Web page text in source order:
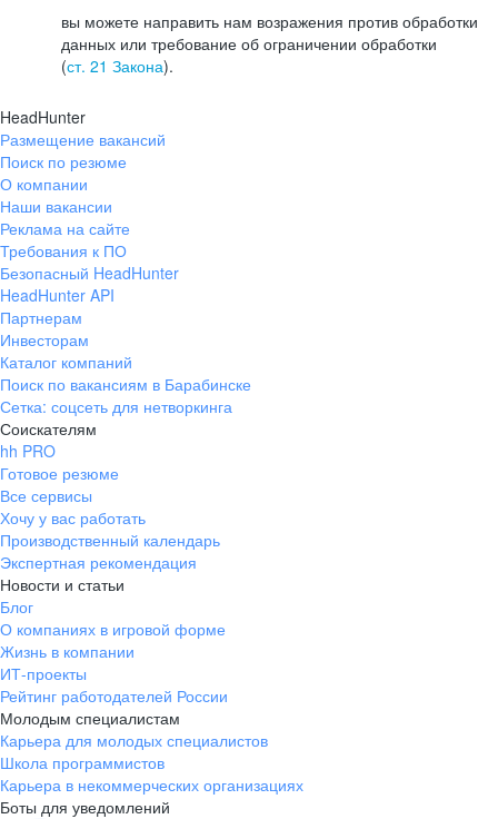
вы можете направить нам возражения против обработки
данных или требование об ограничении обработки
(ст. 21 Закона).
HeadHunter
Размещение вакансий
Поиск по резюме
О компании
Наши вакансии
Реклама на сайте
Требования к ПО
Безопасный HeadHunter
HeadHunter API
Партнерам
Инвесторам
Каталог компаний
Поиск по вакансиям в Барабинске
Сетка: соцсеть для нетворкинга
Соискателям
hh PRO
Готовое резюме
Все сервисы
Хочу у вас работать
Производственный календарь
Экспертная рекомендация
Новости и статьи
Блог
О компаниях в игровой форме
Жизнь в компании
ИТ-проекты
Рейтинг работодателей России
Молодым специалистам
Карьера для молодых специалистов
Школа программистов
Карьера в некоммерческих организациях
Боты для уведомлений